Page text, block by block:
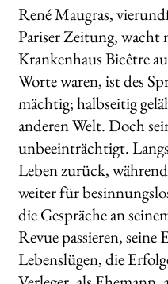
René Maugras,
Pariser Zeitung, wacht
Krankenhaus Bicêtre
Worte waren, ist des
mächtig; halbseitig
anderen Welt. Doch
unbeeinträchtigt.
Leben zurück,
weiter für
die Gespräche an
Revue passieren,
Lebenslügen, die